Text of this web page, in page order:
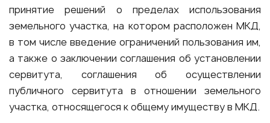
принятие решений о пределах использования
земельного участка, на котором расположен МКД,
в том числе введение ограничений пользования им,
а также о заключении соглашения об установлении
сервитута, соглашения об осуществлении
публичного сервитута в отношении земельного
участка, относящегося к общему имуществу в МКД.